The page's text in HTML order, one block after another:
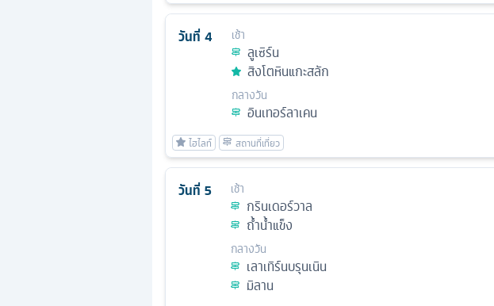
วันที่ 4 เช้า
ลูเซิร์น
สิงโตหินแกะสลัก
กลางวัน
อินเทอร์ลาเคน
วันที่ 5 เช้า
กรินเดอร์วาล
ถ้ำน้ำแข็ง
กลางวัน
เลาเทิร์นบรุนเนิน
มิลาน